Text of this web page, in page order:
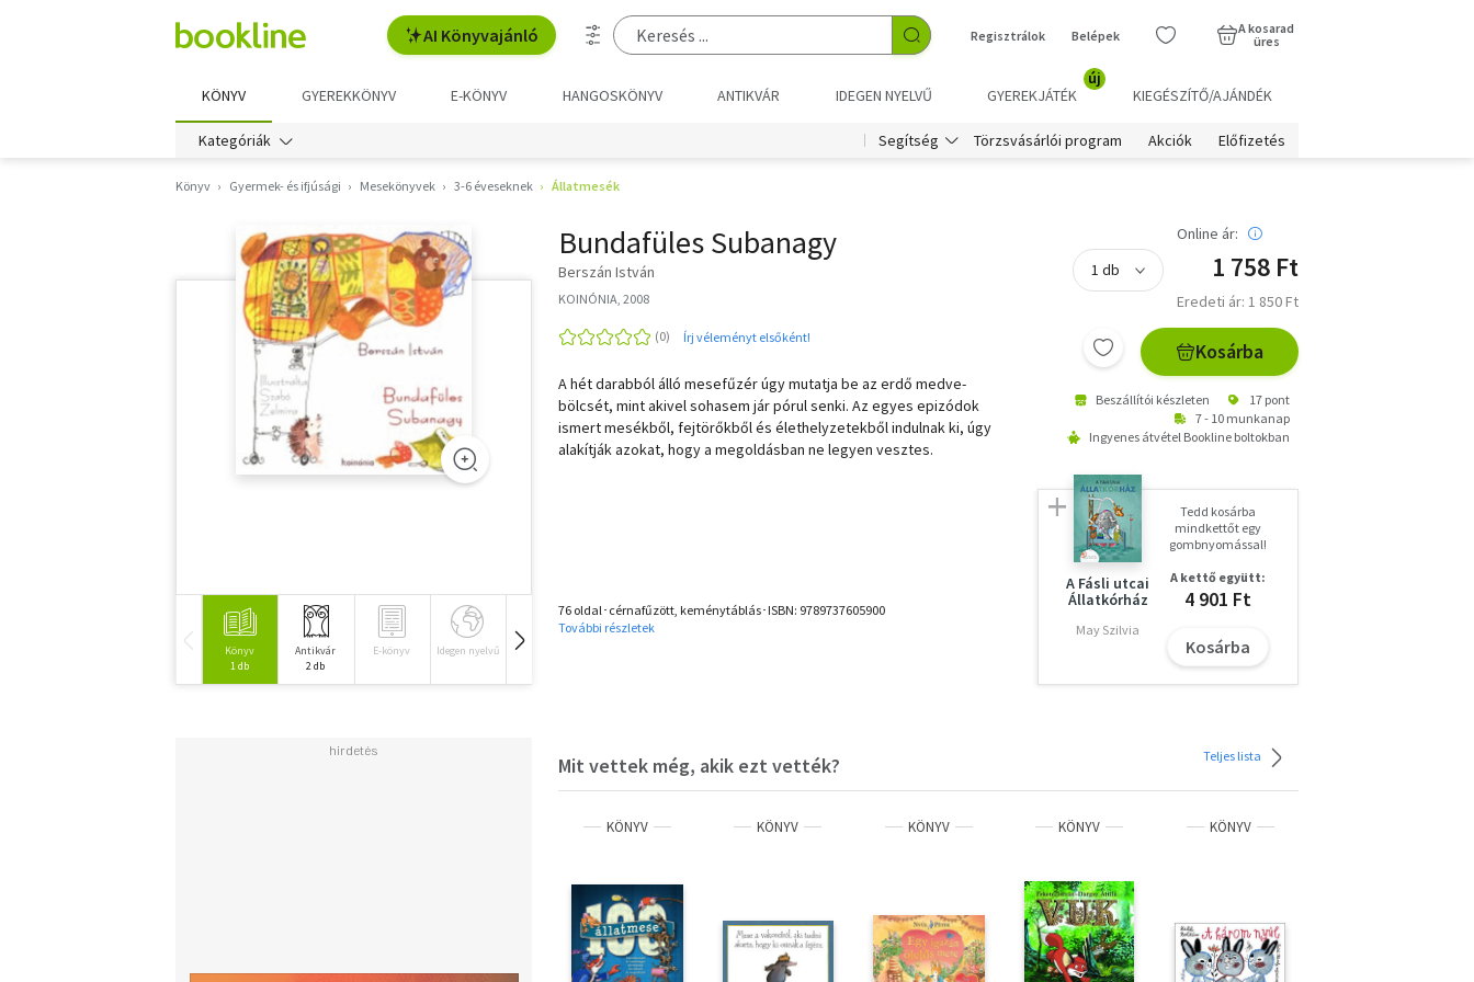
AI Könyvajánló Regisztrálok Belépek
A kosarad
üres
KÖNYV GYEREKKÖNYV E-KÖNYV HANGOSKÖNYV ANTIKVÁR IDEGEN NYELVŰ GYEREKJÁTÉK
új
KIEGÉSZÍTŐ/AJÁNDÉK
Kategóriák Segítség Törzsvásárlói program Akciók Előfizetés
Könyv Gyermek- és ifjúsági Mesekönyvek 3-6 éveseknek Állatmesék
Könyv
1 db
Antikvár
2 db
E-könyv Idegen nyelvű Hangoskönyv
Bundafüles Subanagy
Berszán István
KOINÓNIA, 2008
Írj véleményt elsőként!
A hét darabból álló mesefűzér úgy mutatja be az erdő medve-
bölcsét, mint akivel sohasem jár pórul senki. Az egyes epizódok
ismert mesékből, fejtörőkből és élethelyzetekből indulnak ki, úgy
alakítják azokat, hogy a megoldásban ne legyen vesztes.
76 oldal･cérnafűzött, keménytáblás･ISBN: 9789737605900
További részletek
Online ár:
1 758 Ft
Eredeti ár: 1 850 Ft
Kosárba
Beszállítói készleten
17 pont
7 - 10 munkanap
Ingyenes átvétel Bookline boltokban
A Fásli utcai
Állatkórház
May Szilvia
Tedd kosárba
mindkettőt egy
gombnyomással!
A kettő együtt:
4 901 Ft
Kosárba
Mit vettek még, akik ezt vették? Teljes lista
KÖNYV KÖNYV KÖNYV KÖNYV KÖNYV